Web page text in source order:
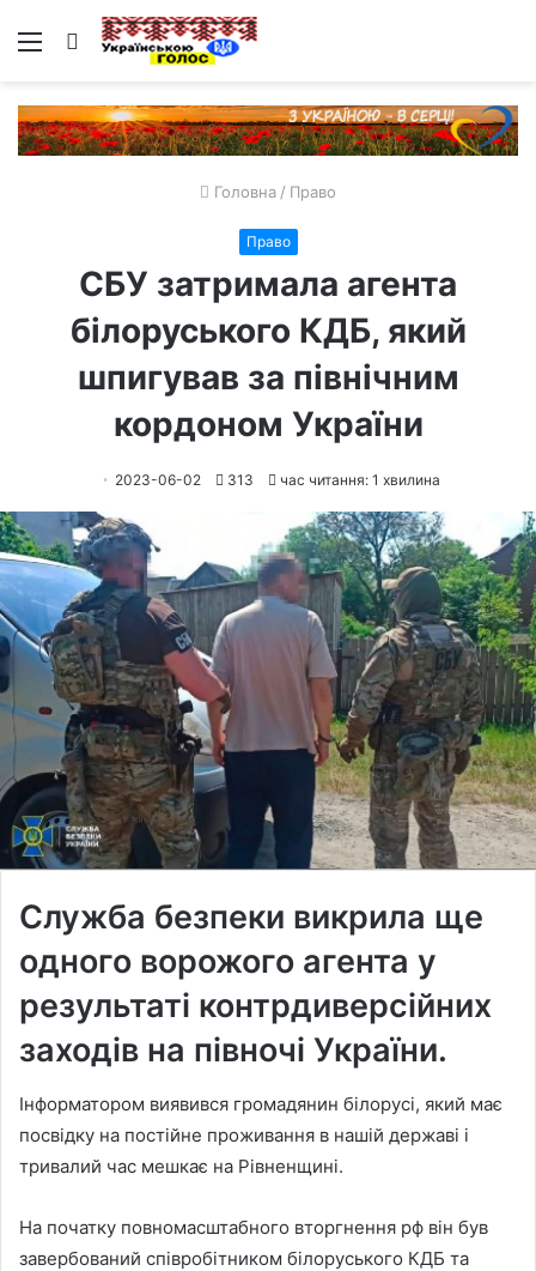
Меню Пошук
Головна / Право
Право
СБУ затримала агента
білоруського КДБ, який
шпигував за північним
кордоном України
2023-06-02 313 час читання: 1 хвилина
Служба безпеки викрила ще
одного ворожого агента у
результаті контрдиверсійних
заходів на півночі України.
Інформатором виявився громадянин білорусі, який має
посвідку на постійне проживання в нашій державі і
тривалий час мешкає на Рівненщині.
На початку повномасштабного вторгнення рф він був
завербований співробітником білоруського КДБ та